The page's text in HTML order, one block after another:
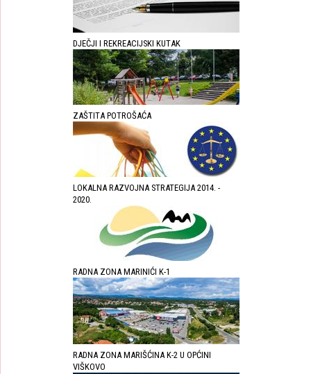
DJEČJI I REKREACIJSKI KUTAK
ZAŠTITA POTROŠAĆA
LOKALNA RAZVOJNA STRATEGIJA 2014. -
2020.
RADNA ZONA MARINIĆI K-1
RADNA ZONA MARIŠĆINA K-2 U OPĆINI
VIŠKOVO